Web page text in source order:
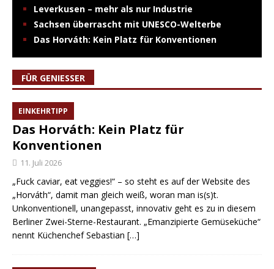
Leverkusen – mehr als nur Industrie
Sachsen überrascht mit UNESCO-Welterbe
Das Horváth: Kein Platz für Konventionen
FÜR GENIESSER
EINKEHRTIPP
Das Horváth: Kein Platz für
Konventionen
11. Juli 2026
„Fuck caviar, eat veggies!“ – so steht es auf der Website des
„Horváth“, damit man gleich weiß, woran man is(s)t.
Unkonventionell, unangepasst, innovativ geht es zu in diesem
Berliner Zwei-Sterne-Restaurant. „Emanzipierte Gemüseküche“
nennt Küchenchef Sebastian […]